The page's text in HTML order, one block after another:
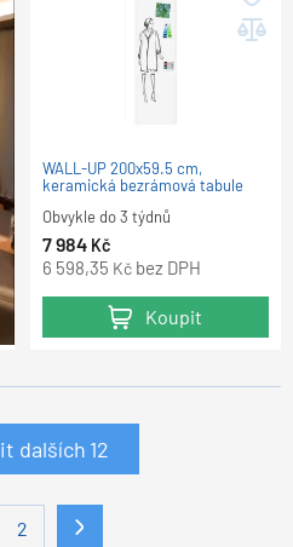
WALL-UP 200x59.5 cm,
keramická bezrámová tabule
Obvykle do 3 týdnů
7 984 Kč
6 598,35 Kč bez DPH
Koupit
2
dalších 12